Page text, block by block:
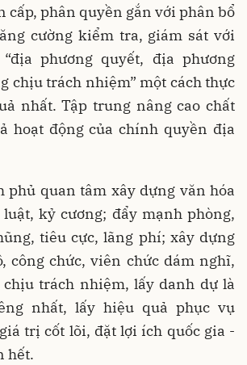
cấp, phân quyền gắn với phân bổ
cường kiểm tra, giám sát với
phương quyết, địa phương
chịu trách nhiệm” một cách thực
nhất. Tập trung nâng cao chất
hoạt động của chính quyền địa
phủ quan tâm xây dựng văn hóa
kỷ cương; đẩy mạnh phòng,
tiêu cực, lãng phí; xây dựng
công chức, viên chức dám nghĩ,
trách nhiệm, lấy danh dự là
nhất, lấy hiệu quả phục vụ
trị cốt lõi, đặt lợi ích quốc gia -
hết.